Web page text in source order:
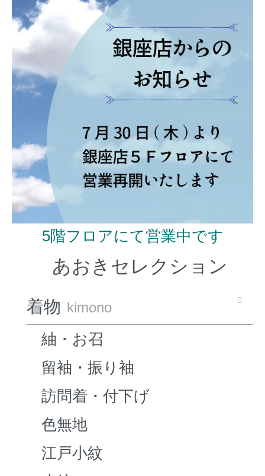
5階フロアにて営業中です
あおきセレクション
着物 kimono
紬・お召
留袖・振り袖
訪問着・付下げ
色無地
江戸小紋